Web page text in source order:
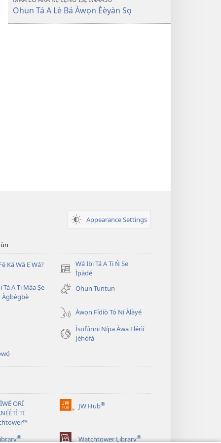
Ohun Tá A Lè Bá Àwọn Èèyàn Sọ
Appearance Settings
Ká Wá Ẹ Wá?
Wá Ibi Tá A Ti Ń Ṣe
Ìpàdé
(opens
new
window)
Tá A Ti Máa Ṣe
Àgbègbè
Ohun Tuntun
Àwọn Fídíò Tó Ní Àlàyé
Ìsọfúnni Nípa Àwa Ẹlẹ́rìí
Jèhófà
ORÍ
TI
JW Hub®
(opens
® Watchtower Library®